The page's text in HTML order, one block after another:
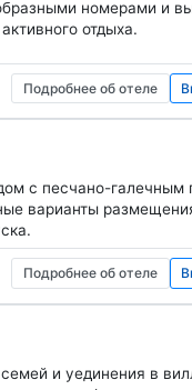
номерами и
отдыха.
Подробнее об отеле
с песчано-галечным
варианты
Подробнее об отеле
и уединения в